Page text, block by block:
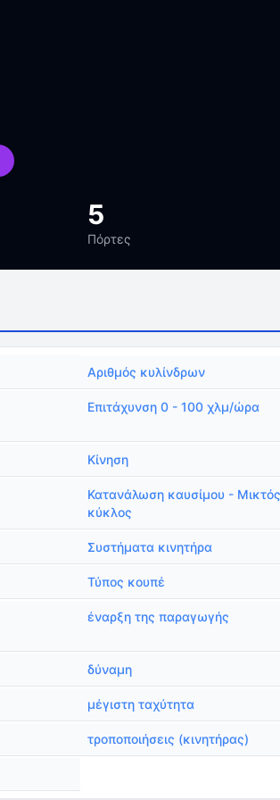
5
Πόρτες
Αριθμός κυλίνδρων
Επιτάχυνση 0 - 100 χλμ/ώρα
Κίνηση
Κατανάλωση καυσίμου - Μικτός
κύκλος
Συστήματα κινητήρα
Τύπος κουπέ
έναρξη της παραγωγής
δύναμη
μέγιστη ταχύτητα
τροποποιήσεις (κινητήρας)